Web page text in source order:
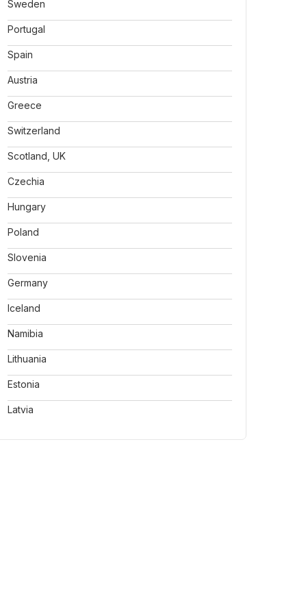
Sweden
Portugal
Spain
Austria
Greece
Switzerland
Scotland, UK
Czechia
Hungary
Poland
Slovenia
Germany
Iceland
Namibia
Lithuania
Estonia
Latvia